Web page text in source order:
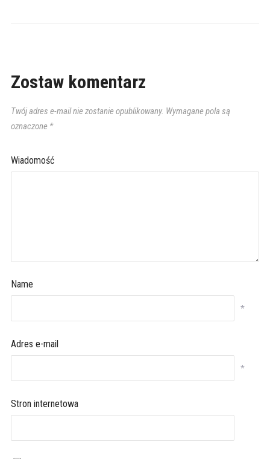
Zostaw komentarz
Twój adres e-mail nie zostanie opublikowany. Wymagane pola są
oznaczone *
Wiadomość
Name
*
Adres e-mail
*
Stron internetowa